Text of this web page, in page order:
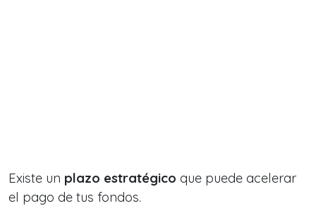
Existe un plazo estratégico que puede acelerar
el pago de tus fondos.